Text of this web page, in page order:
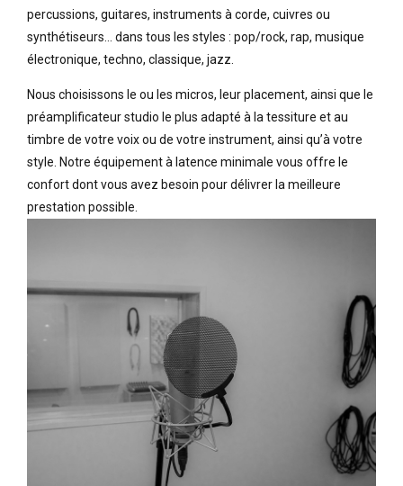
percussions, guitares, instruments à corde, cuivres ou
synthétiseurs… dans tous les styles : pop/rock, rap, musique
électronique, techno, classique, jazz.
Nous choisissons le ou les micros, leur placement, ainsi que le
préamplificateur studio le plus adapté à la tessiture et au
timbre de votre voix ou de votre instrument, ainsi qu’à votre
style. Notre équipement à latence minimale vous offre le
confort dont vous avez besoin pour délivrer la meilleure
prestation possible.